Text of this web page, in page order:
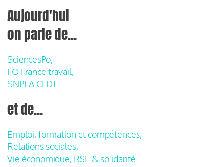
Aujourd'hui
on parle de...
SciencesPo,
FO France travail,
SNPEA CFDT
et de...
Emploi, formation et compétences,
Relations sociales,
Vie économique, RSE & solidarité